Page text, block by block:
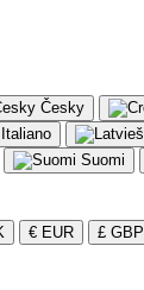
Česky
Italiano
Suomi
€ EUR £ GBP